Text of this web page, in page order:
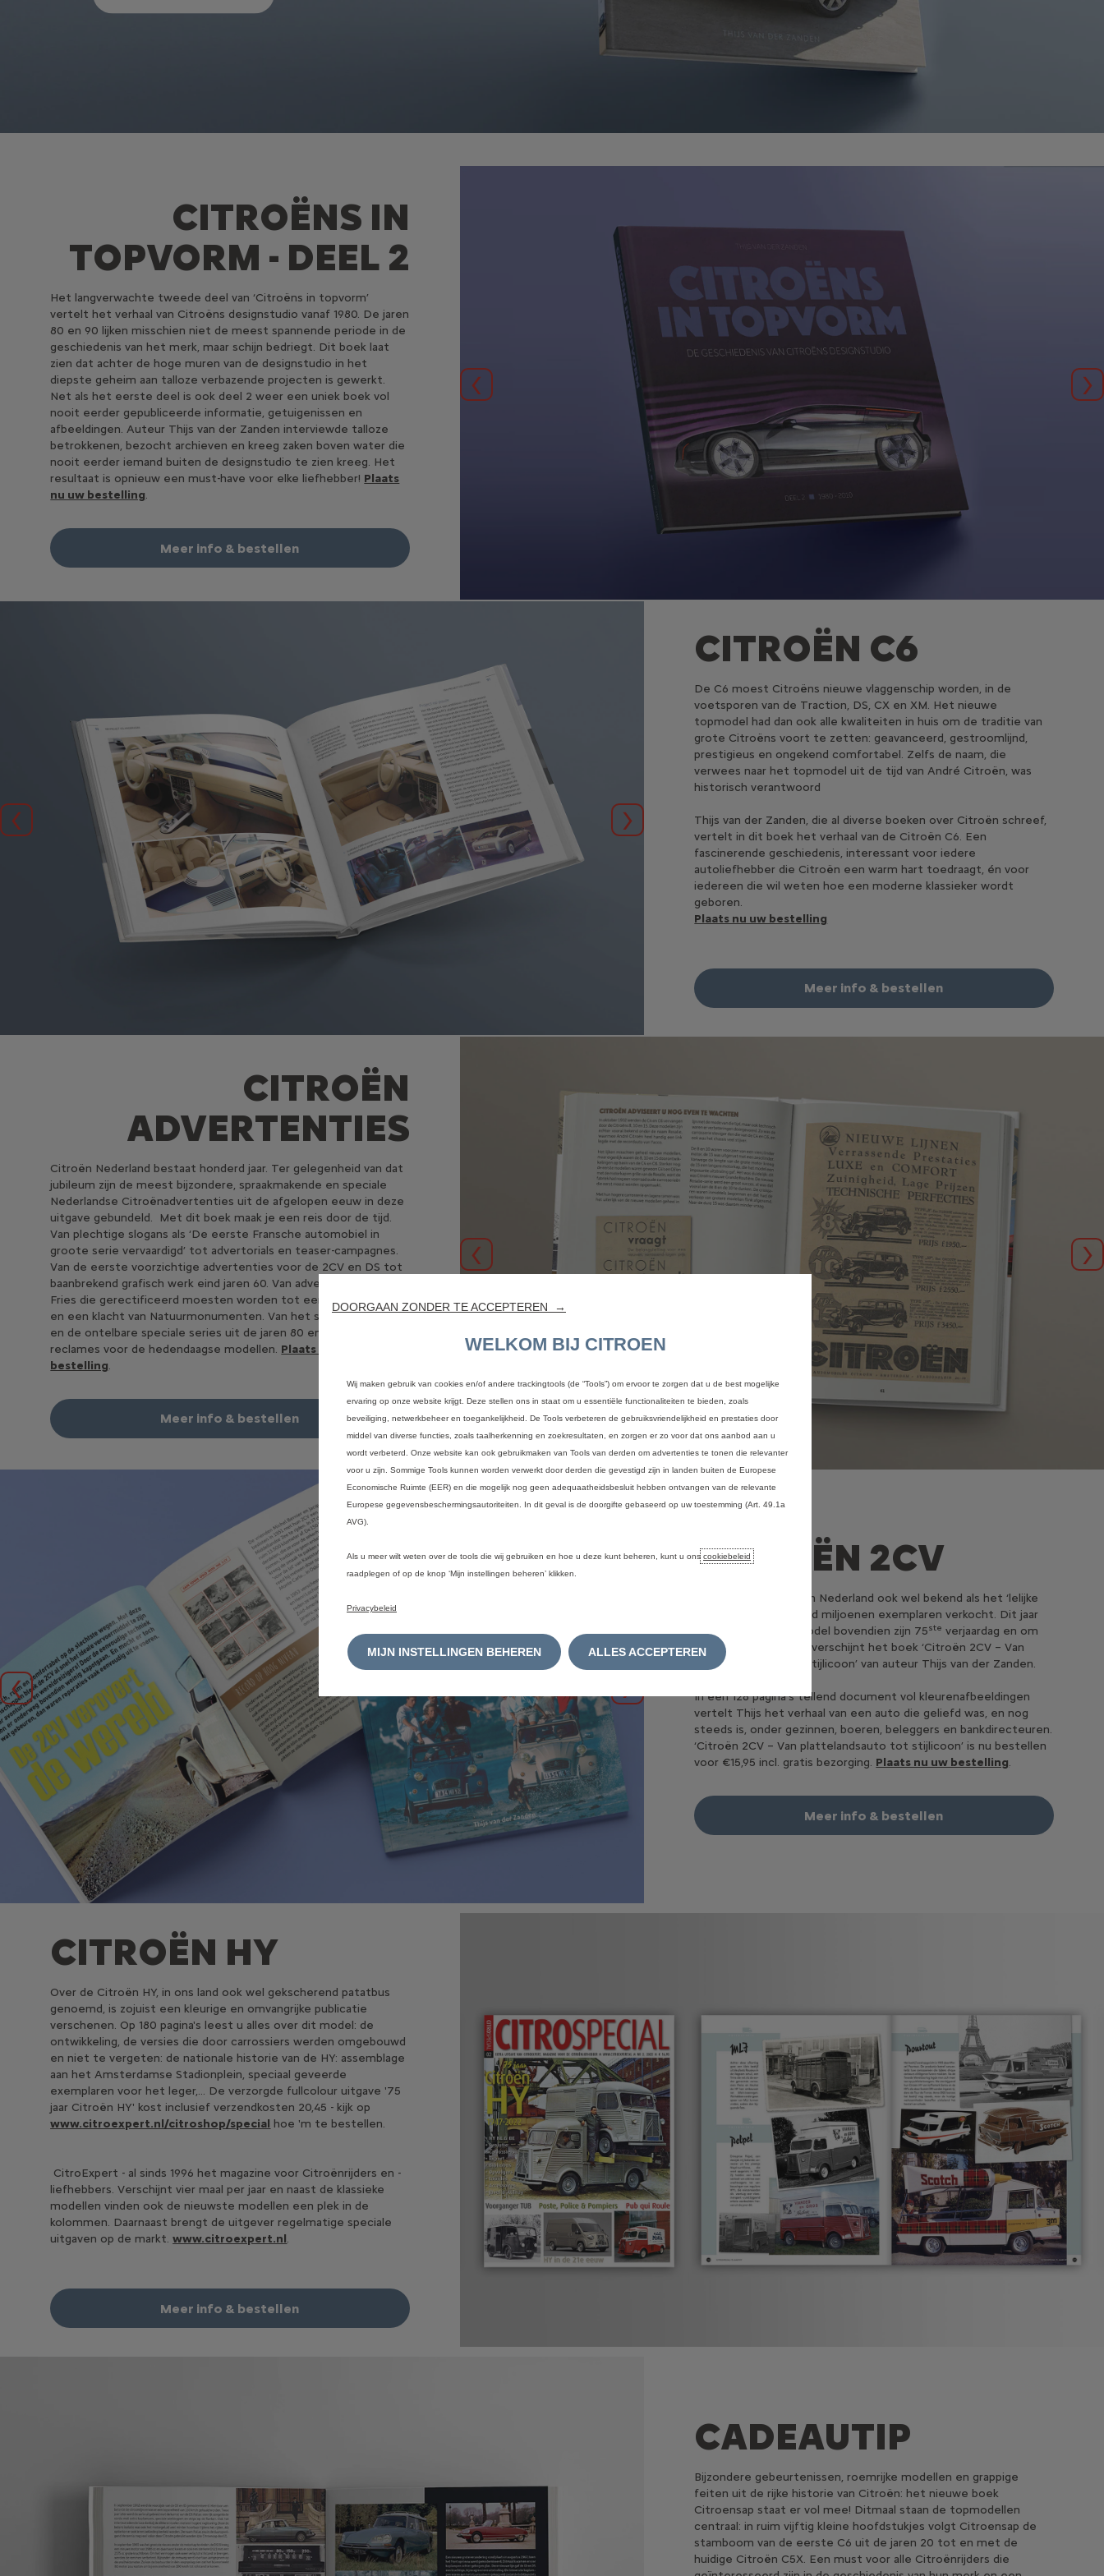
Vorige
CITROËNS IN
TOPVORM - DEEL 2
Het langverwachte tweede deel van ‘Citroëns in topvorm’
vertelt het verhaal van Citroëns designstudio vanaf 1980. De jaren
80 en 90 lijken misschien niet de meest spannende periode in de
geschiedenis van het merk, maar schijn bedriegt. Dit boek laat
zien dat achter de hoge muren van de designstudio in het
diepste geheim aan talloze verbazende projecten is gewerkt.
Net als het eerste deel is ook deel 2 weer een uniek boek vol
nooit eerder gepubliceerde informatie, getuigenissen en
afbeeldingen. Auteur Thijs van der Zanden interviewde talloze
betrokkenen, bezocht archieven en kreeg zaken boven water die
nooit eerder iemand buiten de designstudio te zien kreeg. Het
resultaat is opnieuw een must-have voor elke liefhebber! Plaats
nu uw bestelling.
Meer info & bestellen
Vorige Volgende
CITROËN C6
De C6 moest Citroëns nieuwe vlaggenschip worden, in de
voetsporen van de Traction, DS, CX en XM. Het nieuwe
topmodel had dan ook alle kwaliteiten in huis om de traditie van
grote Citroëns voort te zetten: geavanceerd, gestroomlijnd,
prestigieus en ongekend comfortabel. Zelfs de naam, die
verwees naar het topmodel uit de tijd van André Citroën, was
historisch verantwoord
Thijs van der Zanden, die al diverse boeken over Citroën schreef,
vertelt in dit boek het verhaal van de Citroën C6. Een
fascinerende geschiedenis, interessant voor iedere
autoliefhebber die Citroën een warm hart toedraagt, én voor
iedereen die wil weten hoe een moderne klassieker wordt
geboren.
Plaats nu uw bestelling
Meer info & bestellen
Vorige
CITROËN
ADVERTENTIES
Citroën Nederland bestaat honderd jaar. Ter gelegenheid van dat
jubileum zijn de meest bijzondere, spraakmakende en speciale
Nederlandse Citroënadvertenties uit de afgelopen eeuw in deze
uitgave gebundeld. Met dit boek maak je een reis door de tijd.
Van plechtige slogans als ‘De eerste Fransche automobiel in
groote serie vervaardigd’ tot advertorials en teaser-campagnes.
Van de eerste voorzichtige advertenties voor de 2CV en DS tot
baanbrekend grafisch werk eind jaren 60. Van advertenties in het
Fries die gerectificeerd moesten worden tot een boze minister
en een klacht van Natuurmonumenten. Van het succes van de BX
en de ontelbare speciale series uit de jaren 80 en 90 tot
reclames voor de hedendaagse modellen. Plaats nu uw
bestelling.
Meer info & bestellen
Vorige Volgende
CITROËN 2CV
Van de Citroën 2CV, in Nederland ook wel bekend als het ‘lelijke
eendje’, zijn wereldwijd miljoenen exemplaren verkocht. Dit jaar
viert dit iconische model bovendien zijn 75ste verjaardag en om
die mijlpaal te vieren, verschijnt het boek ‘Citroën 2CV – Van
plattelandsauto tot stijlicoon’ van auteur Thijs van der Zanden.
In een 128 pagina’s tellend document vol kleurenafbeeldingen
vertelt Thijs het verhaal van een auto die geliefd was, en nog
steeds is, onder gezinnen, boeren, beleggers en bankdirecteuren.
‘Citroën 2CV – Van plattelandsauto tot stijlicoon’ is nu bestellen
voor €15,95 incl. gratis bezorging. Plaats nu uw bestelling.
Meer info & bestellen
CITROËN HY
Over de Citroën HY, in ons land ook wel gekscherend patatbus
genoemd, is zojuist een kleurige en omvangrijke publicatie
verschenen. Op 180 pagina's leest u alles over dit model: de
ontwikkeling, de versies die door carrossiers werden omgebouwd
en niet te vergeten: de nationale historie van de HY: assemblage
aan het Amsterdamse Stadionplein, speciaal geveerde
exemplaren voor het leger,... De verzorgde fullcolour uitgave '75
jaar Citroën HY' kost inclusief verzendkosten 20,45 - kijk op
www.citroexpert.nl/citroshop/special hoe 'm te bestellen.
CitroExpert - al sinds 1996 het magazine voor Citroënrijders en -
liefhebbers. Verschijnt vier maal per jaar en naast de klassieke
modellen vinden ook de nieuwste modellen een plek in de
kolommen. Daarnaast brengt de uitgever regelmatige speciale
uitgaven op de markt.www.citroexpert.nl.
Meer info & bestellen
CADEAUTIP
Bijzondere gebeurtenissen, roemrijke modellen en grappige
feiten uit de rijke historie van Citroën: het nieuwe boek
Citroensap staat er vol mee! Ditmaal staan de topmodellen
centraal: in ruim vijftig kleine hoofdstukjes volgt Citroensap de
stamboom van de eerste C6 uit de jaren 20 tot en met de
huidige Citroën C5X. Een must voor alle Citroënrijders die
DOORGAAN ZONDER TE ACCEPTEREN →
WELKOM BIJ CITROEN
Wij maken gebruik van cookies en/of andere trackingtools (de “Tools”) om ervoor te zorgen dat u de best mogelijke
ervaring op onze website krijgt. Deze stellen ons in staat om u essentiële functionaliteiten te bieden, zoals
beveiliging, netwerkbeheer en toegankelijkheid. De Tools verbeteren de gebruiksvriendelijkheid en prestaties door
middel van diverse functies, zoals taalherkenning en zoekresultaten, en zorgen er zo voor dat ons aanbod aan u
wordt verbeterd. Onze website kan ook gebruikmaken van Tools van derden om advertenties te tonen die relevanter
voor u zijn. Sommige Tools kunnen worden verwerkt door derden die gevestigd zijn in landen buiten de Europese
Economische Ruimte (EER) en die mogelijk nog geen adequaatheidsbesluit hebben ontvangen van de relevante
Europese gegevensbeschermingsautoriteiten. In dit geval is de doorgifte gebaseerd op uw toestemming (Art. 49.1a
AVG).
Als u meer wilt weten over de tools die wij gebruiken en hoe u deze kunt beheren, kunt u ons cookiebeleid
raadplegen of op de knop ‘Mijn instellingen beheren’ klikken.
Privacybeleid
MIJN INSTELLINGEN BEHEREN ALLES ACCEPTEREN